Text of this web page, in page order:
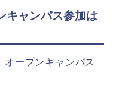
キャンパス参加は
ープンキャンパス